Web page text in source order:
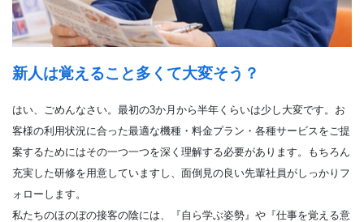
新人は覚えること多くて大変そう？
はい、ごめんなさい。最初の3か月から半年くらいは少し大変です。お
客様の利用状況に合った最適な機種・料金プラン・各種サービスをご提
案するためにはその一つ一つを深く理解する必要があります。もちろん
充実した研修を用意していますし、面倒見の良い先輩社員がしっかりフ
ォローします。
私たちのほのぼの接客の陰には、『自ら学ぶ姿勢』や『仕事を覚える意